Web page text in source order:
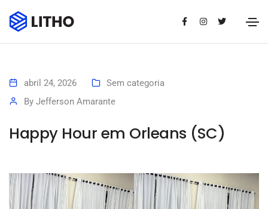
abril 24, 2026
Sem categoria
By Jefferson Amarante
Happy Hour em Orleans (SC)